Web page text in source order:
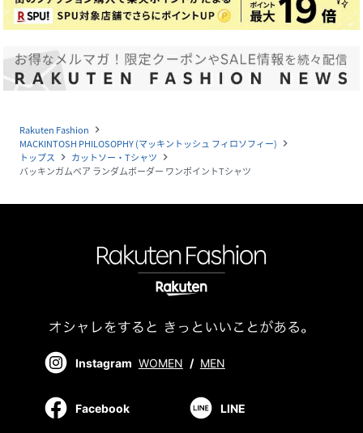
Rakuten Fashion navigate_next
MACKINTOSH PHILOSOPHY (マッキントッシュ フィロソフィー) navigate_next
トップス navigate_next カットソー・Tシャツ navigate_next
バッキンガムベア ランダムボーダー ワンポイントTシャツ
Instagram WOMEN / MEN
Facebook LINE